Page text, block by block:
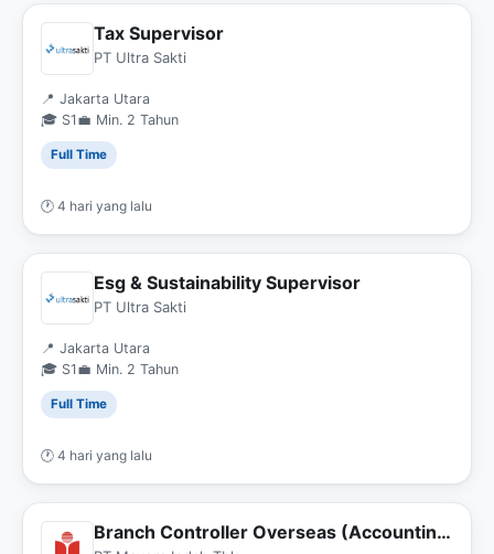
Tax Supervisor
PT Ultra Sakti
📍 Jakarta Utara
🎓 S1 💼 Min. 2 Tahun
Full Time
🕐 4 hari yang lalu
Esg & Sustainability Supervisor
PT Ultra Sakti
📍 Jakarta Utara
🎓 S1 💼 Min. 2 Tahun
Full Time
🕐 4 hari yang lalu
Branch Controller Overseas (Accounting